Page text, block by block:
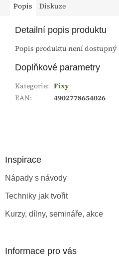
Popis Diskuze
Detailní popis produktu
Popis produktu není dostupný
Doplňkové parametry
Kategorie: Fixy
EAN: 4902778654026
Inspirace
Nápady s návody
Techniky jak tvořit
Kurzy, dílny, semináře, akce
Informace pro vás